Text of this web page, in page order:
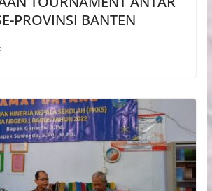
PROVINSI BANTEN